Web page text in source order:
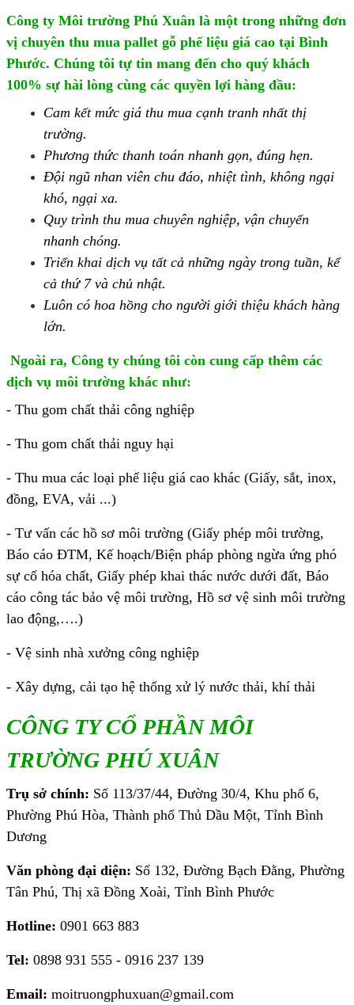
Công ty Môi trường Phú Xuân là một trong những đơn
vị chuyên thu mua pallet gỗ phế liệu giá cao tại Bình
Phước. Chúng tôi tự tin mang đến cho quý khách
100% sự hài lòng cùng các quyền lợi hàng đầu:
Cam kết mức giá thu mua cạnh tranh nhất thị
trường.
Phương thức thanh toán nhanh gọn, đúng hẹn.
Đội ngũ nhan viên chu đáo, nhiệt tình, không ngại
khó, ngại xa.
Quy trình thu mua chuyên nghiệp, vận chuyển
nhanh chóng.
Triển khai dịch vụ tất cả những ngày trong tuần, kể
cả thứ 7 và chủ nhật.
Luôn có hoa hồng cho người giới thiệu khách hàng
lớn.
Ngoài ra, Công ty chúng tôi còn cung cấp thêm các
dịch vụ môi trường khác như:
- Thu gom chất thải công nghiệp
- Thu gom chất thải nguy hại
- Thu mua các loại phế liệu giá cao khác (Giấy, sắt, inox,
đồng, EVA, vải ...)
- Tư vấn các hồ sơ môi trường (Giấy phép môi trường,
Báo cáo ĐTM, Kế hoạch/Biện pháp phòng ngừa ứng phó
sự cố hóa chất, Giấy phép khai thác nước dưới đất, Báo
cáo công tác bảo vệ môi trường, Hồ sơ vệ sinh môi trường
lao động,….)
- Vệ sinh nhà xưởng công nghiệp
- Xây dựng, cải tạo hệ thống xử lý nước thải, khí thải
CÔNG TY CỔ PHẦN MÔI
TRƯỜNG PHÚ XUÂN
Trụ sở chính: Số 113/37/44, Đường 30/4, Khu phố 6,
Phường Phú Hòa, Thành phố Thủ Dầu Một, Tỉnh Bình
Dương
Văn phòng đại diện: Số 132, Đường Bạch Đằng, Phường
Tân Phú, Thị xã Đồng Xoài, Tỉnh Bình Phước
Hotline: 0901 663 883
Tel: 0898 931 555 - 0916 237 139
Email: moitruongphuxuan@gmail.com